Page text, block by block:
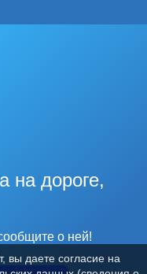
на дороге,
о ней!
вы даете согласие на